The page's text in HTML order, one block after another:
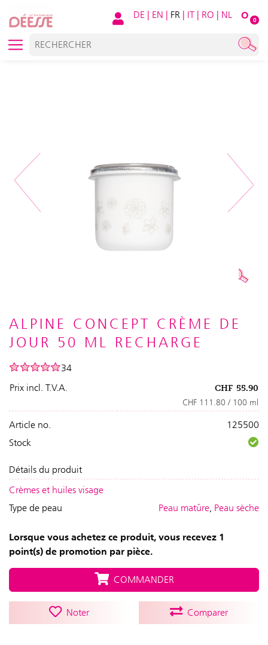
O 0
DE | EN | FR | IT | RO | NL
Next
ALPINE CONCEPT CRÈME DE
JOUR 50 ML RECHARGE
34
Prix incl. T.V.A.
CHF 55.90
CHF 111.80 / 100 ml
Article no.
125500
Stock
Détails du produit
Crèmes et huiles visage
Type de peau
Peau matûre, Peau sèche
Lorsque vous achetez ce produit, vous recevez 1
point(s) de promotion par pièce.
COMMANDER
Noter Comparer